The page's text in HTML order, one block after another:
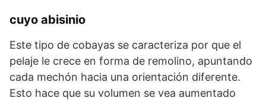
cuyo abisinio
Este tipo de cobayas se caracteriza por que el
pelaje le crece en forma de remolino, apuntando
cada mechón hacia una orientación diferente.
Esto hace que su volumen se vea aumentado